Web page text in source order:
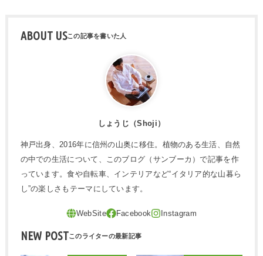
ABOUT US
しょうじ（Shoji）
神戸出身、2016年に信州の山奥に移住。植物のある生活、自然
の中での生活について、このブログ（サンブーカ）で記事を作
っています。食や自転車、インテリアなど“イタリア的な山暮ら
し”の楽しさもテーマにしています。
NEW POST